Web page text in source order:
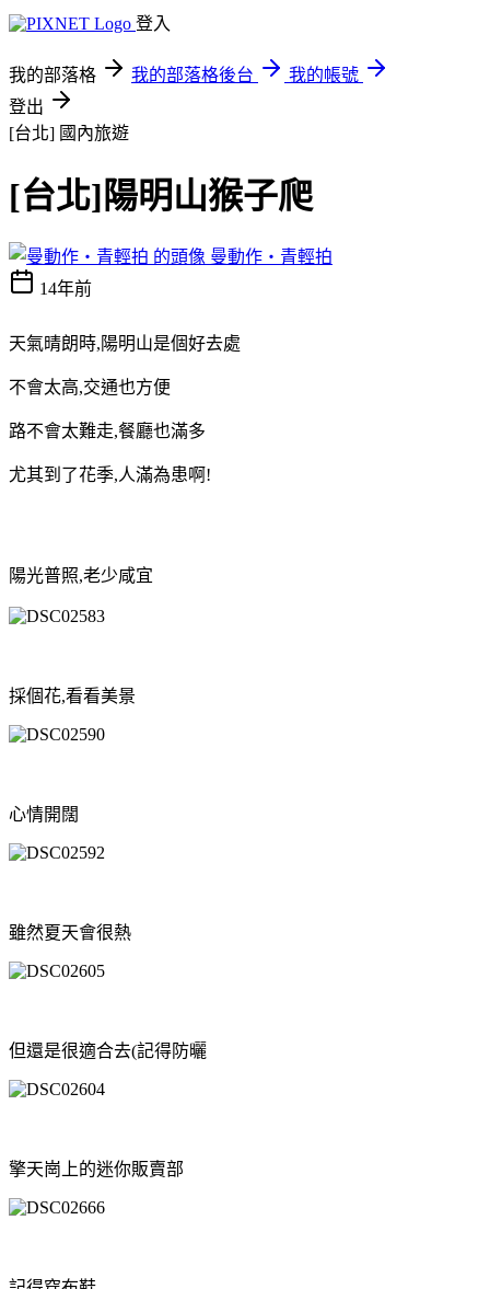
登入
我的部落格 我的部落格後台
我的帳號
登出
[台北] 國內旅遊
[台北]陽明山猴子爬
曼動作‧青輕拍
14年前
天氣晴朗時,陽明山是個好去處
不會太高,交通也方便
路不會太難走,餐廳也滿多
尤其到了花季,人滿為患啊!
陽光普照,老少咸宜
採個花,看看美景
心情開闊
雖然夏天會很熱
但還是很適合去(記得防曬
擎天崗上的迷你販賣部